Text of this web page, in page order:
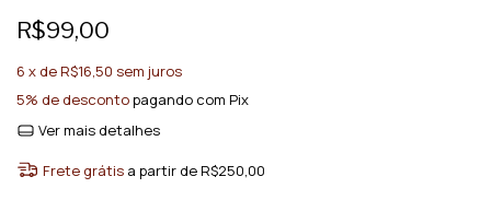
R$99,00
6 x deR$16,50 sem juros
5% de descontopagando com Pix
Ver mais detalhes
Frete grátis a partir deR$250,00